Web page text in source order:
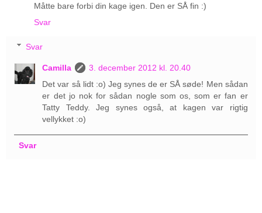
Måtte bare forbi din kage igen. Den er SÅ fin :)
Svar
Svar
Camilla
3. december 2012 kl. 20.40
Det var så lidt :o) Jeg synes de er SÅ søde! Men sådan
er det jo nok for sådan nogle som os, som er fan er
Tatty Teddy. Jeg synes også, at kagen var rigtig
vellykket :o)
Svar